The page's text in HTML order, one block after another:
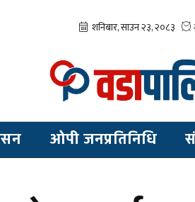
ओपी जनप्रतिनिधि